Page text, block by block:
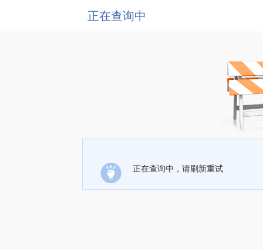
正在查询中
正在查询中，请刷新重试